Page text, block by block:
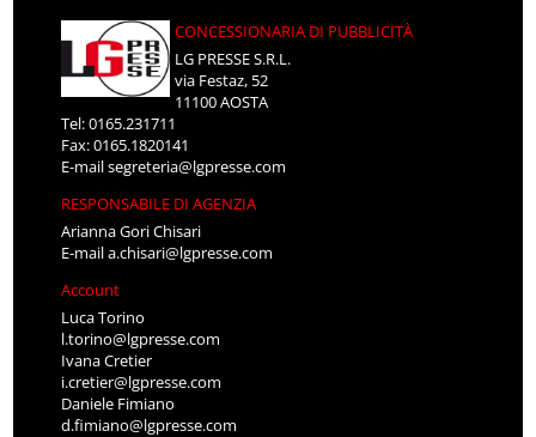
CONCESSIONARIA DI PUBBLICITÀ
LG PRESSE S.R.L.
via Festaz, 52
11100 AOSTA
Tel: 0165.231711
Fax: 0165.1820141
E-mailsegreteria@lgpresse.com
RESPONSABILE DI AGENZIA
Arianna Gori Chisari
E-maila.chisari@lgpresse.com
Account
Luca Torino
l.torino@lgpresse.com
Ivana Cretier
i.cretier@lgpresse.com
Daniele Fimiano
d.fimiano@lgpresse.com